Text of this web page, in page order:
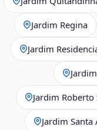
Jardim Regina
Jardim
Jardim Roberto
Jardim Santa